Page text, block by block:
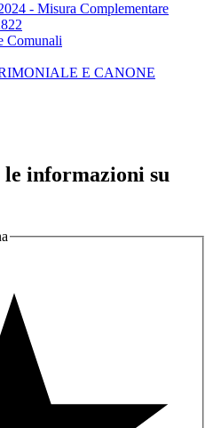
- Misura Complementare
Comunali
E CANONE
le informazioni su